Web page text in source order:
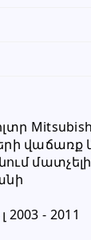
Mitsubishi
վաճառք
2003 - 2011